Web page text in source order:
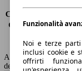
Consumo (extra-
Consumo
Capacità del serbatoio
AutoScout24 non si
dei dati.
Funzionalità
Noi e terze
inclusi cookie e
offrirti